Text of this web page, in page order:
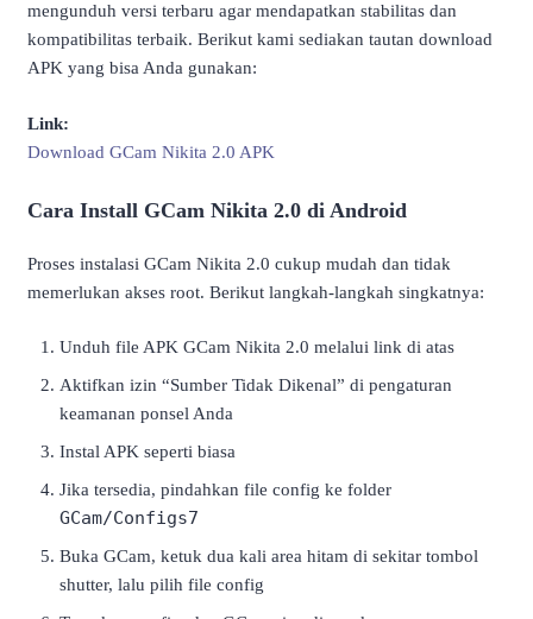
mengunduh versi terbaru agar mendapatkan stabilitas dan
kompatibilitas terbaik. Berikut kami sediakan tautan download
APK yang bisa Anda gunakan:
Link:
Download GCam Nikita 2.0 APK
Cara Install GCam Nikita 2.0 di Android
Proses instalasi GCam Nikita 2.0 cukup mudah dan tidak
memerlukan akses root. Berikut langkah-langkah singkatnya:
Unduh file APK GCam Nikita 2.0 melalui link di atas
Aktifkan izin “Sumber Tidak Dikenal” di pengaturan
keamanan ponsel Anda
Instal APK seperti biasa
Jika tersedia, pindahkan file config ke folder
GCam/Configs7
Buka GCam, ketuk dua kali area hitam di sekitar tombol
shutter, lalu pilih file config